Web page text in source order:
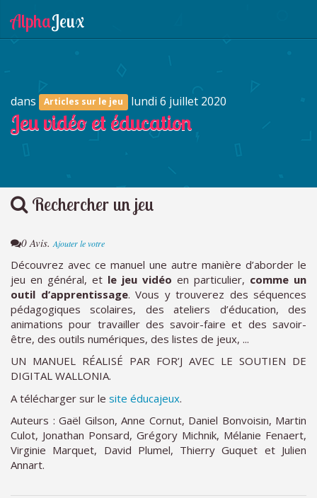
dans Articles sur le jeu lundi 6 juillet 2020
Jeu vidéo et éducation
Rechercher un jeu
0 Avis. Ajouter le votre
Découvrez avec ce manuel une autre manière d’aborder le
jeu en général, et le jeu vidéo en particulier, comme un
outil d’apprentissage. Vous y trouverez des séquences
pédagogiques scolaires, des ateliers d’éducation, des
animations pour travailler des savoir-faire et des savoir-
être, des outils numériques, des listes de jeux, ...
UN MANUEL RÉALISÉ PAR FOR’J AVEC LE SOUTIEN DE
DIGITAL WALLONIA.
A télécharger sur le site éducajeux.
Auteurs : Gaël Gilson, Anne Cornut, Daniel Bonvoisin, Martin
Culot, Jonathan Ponsard, Grégory Michnik, Mélanie Fenaert,
Virginie Marquet, David Plumel, Thierry Guquet et Julien
Annart.